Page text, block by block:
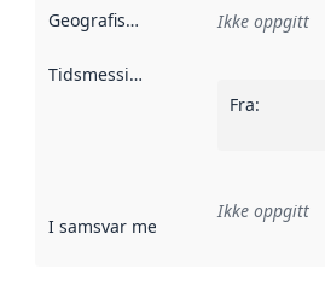
Geografisk avgrensning :
Ikke oppgitt
Tidsmessig avgrensning
Fra:
I samsvar med Referanse til en
Ikke oppgitt